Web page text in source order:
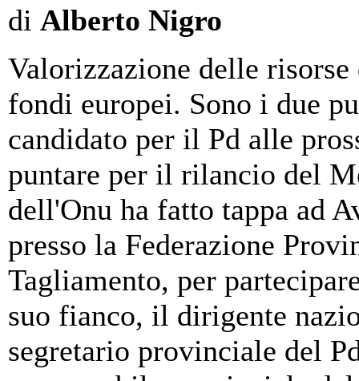
di Alberto Nigro
Valorizzazione delle
fondi europei. Sono i due
candidato per il Pd alle
puntare per il rilancio del
dell'Onu ha fatto tappa ad
presso la Federazione
Tagliamento, per
suo fianco, il dirigente
segretario provinciale del